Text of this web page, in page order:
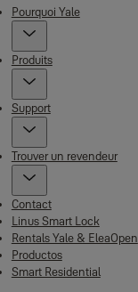
Pourquoi Yale
Produits
Support
Trouver un revendeur
Contact
Linus Smart Lock
Rentals Yale & EleaOpen
Productos
Smart Residential